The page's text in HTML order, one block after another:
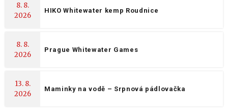
8. 8.
2026
HIKO Whitewater kemp Roudnice
8. 8.
2026
Prague Whitewater Games
13. 8.
2026
Maminky na vodě – Srpnová pádlovačka